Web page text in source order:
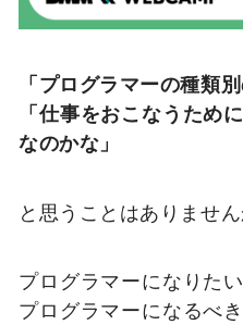
「プログラマーの種類
「仕事をおこなうため
なのかな」
と思うことはありません
プログラマーになりた
プログラマーになるべ